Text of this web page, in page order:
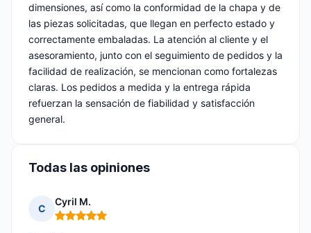
dimensiones, así como la conformidad de la chapa y de
las piezas solicitadas, que llegan en perfecto estado y
correctamente embaladas. La atención al cliente y el
asesoramiento, junto con el seguimiento de pedidos y la
facilidad de realización, se mencionan como fortalezas
claras. Los pedidos a medida y la entrega rápida
refuerzan la sensación de fiabilidad y satisfacción
general.
Todas las opiniones
C
Cyril M.
Nota: 5 de 5